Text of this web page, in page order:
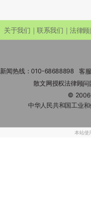
新闻热线：010-68688898 客
散文网授权法律顾
©
中华人民共和国工业和
关于我们｜联系我们｜法律
本站使